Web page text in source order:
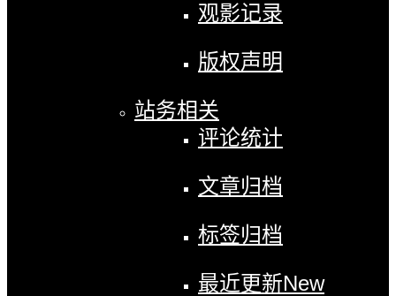
观影记录
版权声明
站务相关
评论统计
文章归档
标签归档
最近更新New